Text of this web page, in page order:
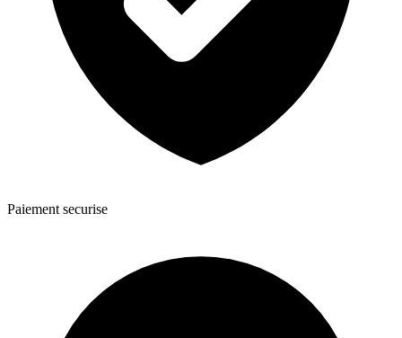
Paiement securise